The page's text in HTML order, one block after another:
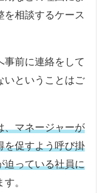
を相談するケース
事前に連絡をして
いということはご
、マネージャーが
を促すよう呼び掛
迫っている社員に
。